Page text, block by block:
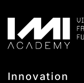
Innovation